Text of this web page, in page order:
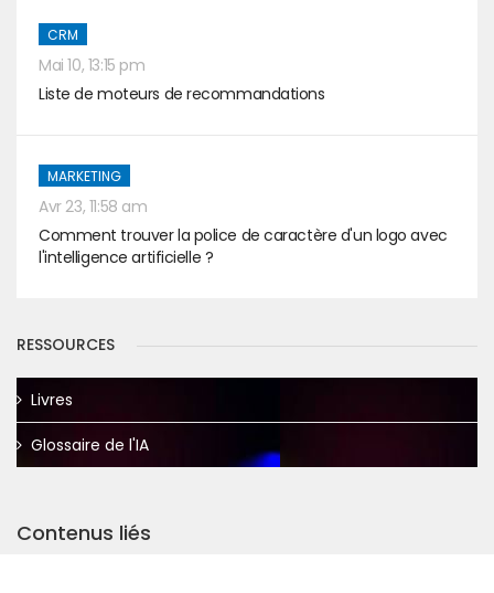
CRM
Mai 10, 13:15 pm
Liste de moteurs de recommandations
MARKETING
Avr 23, 11:58 am
Comment trouver la police de caractère d'un logo avec
l'intelligence artificielle ?
RESSOURCES
Livres
Glossaire de l'IA
Contenus liés